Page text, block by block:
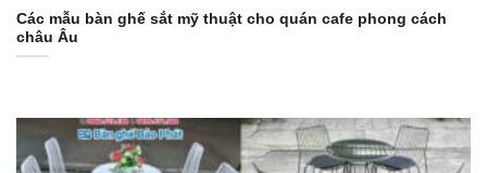
Các mẫu bàn ghế sắt mỹ thuật cho quán cafe phong cách
châu Âu